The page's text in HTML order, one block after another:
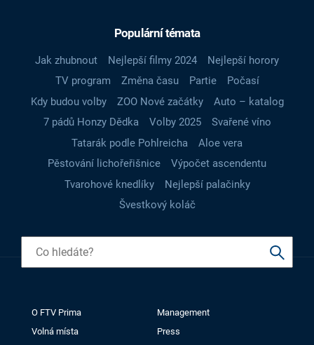
Populární témata
Jak zhubnout Nejlepší filmy 2024
Nejlepší horory
TV program
Změna času Partie
Počasí
Kdy budou volby
ZOO Nové začátky
Auto – katalog
7 pádů Honzy Dědka
Volby 2025
Svařené víno
Tatarák podle Pohlreicha
Aloe vera
Pěstování lichořeřišnice
Výpočet ascendentu
Tvarohové knedlíky
Nejlepší palačinky
Švestkový koláč
O FTV Prima
Management
Volná místa
Press